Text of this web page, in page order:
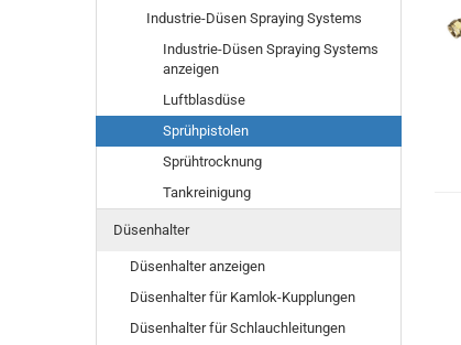
Industrie-Düsen Spraying Systems
Industrie-Düsen Spraying Systems
anzeigen
Luftblasdüse
Sprühpistolen
Sprühtrocknung
Tankreinigung
Düsenhalter
Düsenhalter anzeigen
Düsenhalter für Kamlok-Kupplungen
Düsenhalter für Schlauchleitungen